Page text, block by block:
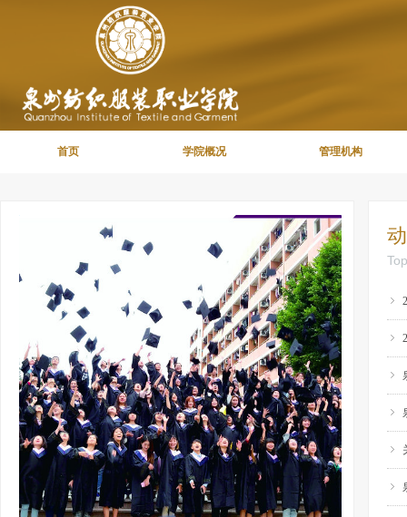
首页 学院概况 管理机构
ꁇ
ꁇ
ꁇ
ꁇ
ꁇ
ꁇ